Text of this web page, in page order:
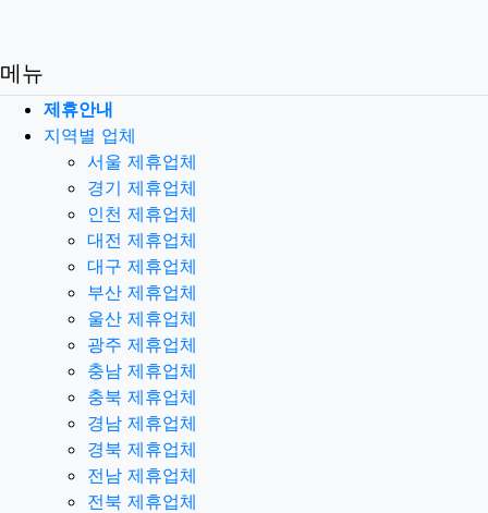
메뉴
제휴안내
지역별 업체
서울 제휴업체
경기 제휴업체
인천 제휴업체
대전 제휴업체
대구 제휴업체
부산 제휴업체
울산 제휴업체
광주 제휴업체
충남 제휴업체
충북 제휴업체
경남 제휴업체
경북 제휴업체
전남 제휴업체
전북 제휴업체